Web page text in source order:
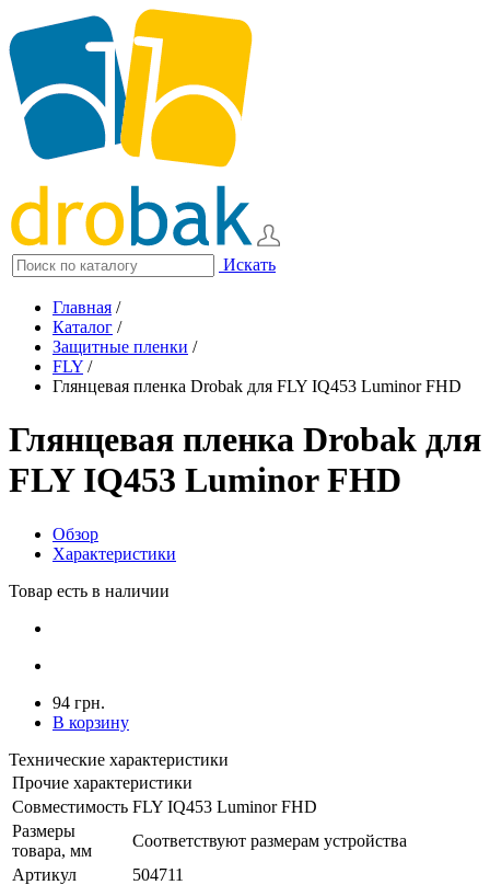
Искать
Главная /
Каталог /
Защитные пленки /
FLY /
Глянцевая пленка Drobak для FLY IQ453 Luminor FHD
Глянцевая пленка Drobak для
FLY IQ453 Luminor FHD
Обзор
Характеристики
Товар есть в наличии
94 грн.
В корзину
Технические характеристики
Прочие характеристики
Совместимость FLY IQ453 Luminor FHD
Размеры
товара, мм
Соответствуют размерам устройства
Артикул
504711